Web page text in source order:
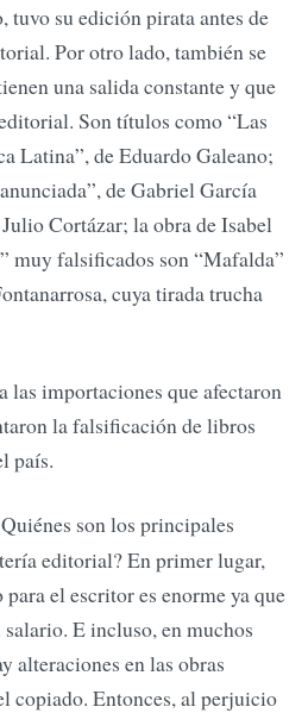
tuvo su edición pirata antes de
Por otro lado, también se
una salida constante y que
Son títulos como “Las
Latina”, de Eduardo Galeano;
de Gabriel García
Cortázar; la obra de Isabel
muy falsificados son “Mafalda”
cuya tirada trucha
las importaciones que afectaron
la falsificación de libros
país.
son los principales
editorial? En primer lugar,
el escritor es enorme ya que
E incluso, en muchos
alteraciones en las obras
copiado. Entonces, al perjuicio